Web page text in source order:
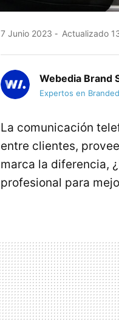
7 Junio 2023 Actualizado
Webedia Brand
Expertos en
La comunicación
entre clientes,
marca la diferencia,
profesional para